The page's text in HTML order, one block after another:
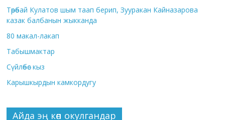
Төрөбай Кулатов шым таап берип, Зууракан Кайназарова
казак балбанын жыкканда
80 макал-лакап
Табышмактар
Сүйлөбөс кыз
Карышкырдын камкордугу
Айда эң көп окулгандар